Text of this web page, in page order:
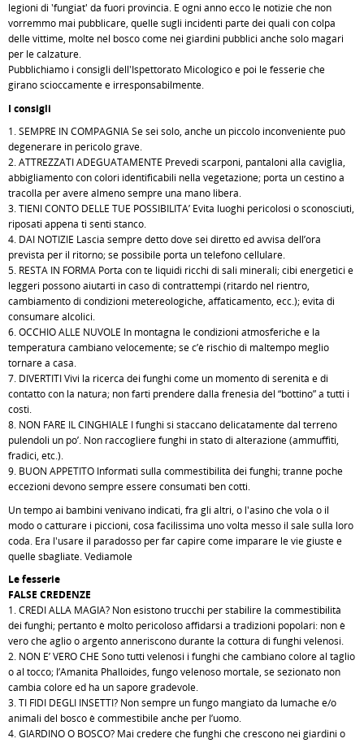
legioni di 'fungiat' da fuori provincia. E ogni anno ecco le notizie che non
vorremmo mai pubblicare, quelle sugli incidenti parte dei quali con colpa
delle vittime, molte nel bosco come nei giardini pubblici anche solo magari
per le calzature.
Pubblichiamo i consigli dell'Ispettorato Micologico e poi le fesserie che
girano scioccamente e irresponsabilmente.
I consigli
1. SEMPRE IN COMPAGNIA Se sei solo, anche un piccolo inconveniente può
degenerare in pericolo grave.
2. ATTREZZATI ADEGUATAMENTE Prevedi scarponi, pantaloni alla caviglia,
abbigliamento con colori identificabili nella vegetazione; porta un cestino a
tracolla per avere almeno sempre una mano libera.
3. TIENI CONTO DELLE TUE POSSIBILITA’ Evita luoghi pericolosi o sconosciuti,
riposati appena ti senti stanco.
4. DAI NOTIZIE Lascia sempre detto dove sei diretto ed avvisa dell’ora
prevista per il ritorno; se possibile porta un telefono cellulare.
5. RESTA IN FORMA Porta con te liquidi ricchi di sali minerali; cibi energetici e
leggeri possono aiutarti in caso di contrattempi (ritardo nel rientro,
cambiamento di condizioni metereologiche, affaticamento, ecc.); evita di
consumare alcolici.
6. OCCHIO ALLE NUVOLE In montagna le condizioni atmosferiche e la
temperatura cambiano velocemente; se c’è rischio di maltempo meglio
tornare a casa.
7. DIVERTITI Vivi la ricerca dei funghi come un momento di serenità e di
contatto con la natura; non farti prendere dalla frenesia del “bottino” a tutti i
costi.
8. NON FARE IL CINGHIALE I funghi si staccano delicatamente dal terreno
pulendoli un po’. Non raccogliere funghi in stato di alterazione (ammuffiti,
fradici, etc.).
9. BUON APPETITO Informati sulla commestibilità dei funghi; tranne poche
eccezioni devono sempre essere consumati ben cotti.
Un tempo ai bambini venivano indicati, fra gli altri, o l'asino che vola o il
modo o catturare i piccioni, cosa facilissima uno volta messo il sale sulla loro
coda. Era l'usare il paradosso per far capire come imparare le vie giuste e
quelle sbagliate. Vediamole
Le fesserie
FALSE CREDENZE
1. CREDI ALLA MAGIA? Non esistono trucchi per stabilire la commestibilità
dei funghi; pertanto è molto pericoloso affidarsi a tradizioni popolari: non è
vero che aglio o argento anneriscono durante la cottura di funghi velenosi.
2. NON E’ VERO CHE Sono tutti velenosi i funghi che cambiano colore al taglio
o al tocco; l’Amanita Phalloides, fungo velenoso mortale, se sezionato non
cambia colore ed ha un sapore gradevole.
3. TI FIDI DEGLI INSETTI? Non sempre un fungo mangiato da lumache e/o
animali del bosco è commestibile anche per l’uomo.
4. GIARDINO O BOSCO? Mai credere che funghi che crescono nei giardini o